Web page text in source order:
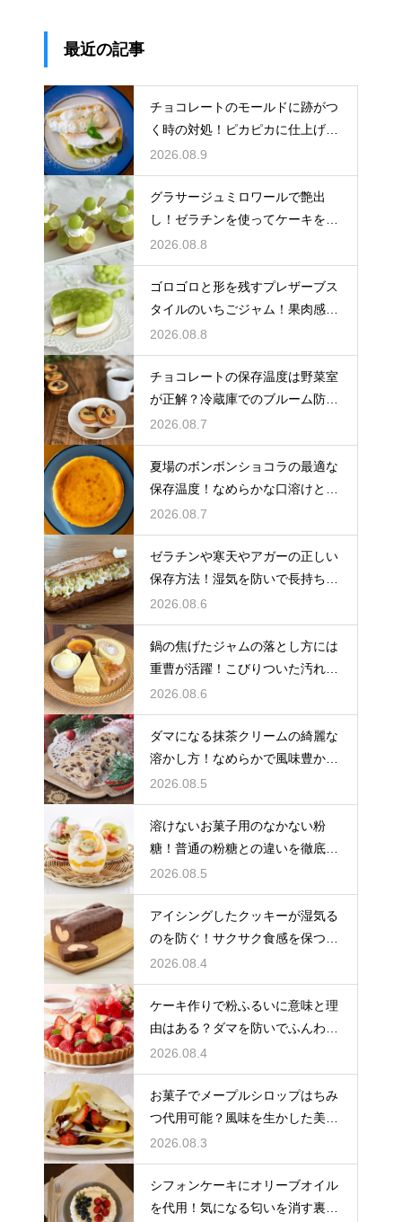
最近の記事
チョコレートのモールドに跡がつ
く時の対処！ピカピカに仕上げる
ための秘策
2026.08.9
グラサージュミロワールで艶出
し！ゼラチンを使ってケーキを美
しく飾る
2026.08.8
ゴロゴロと形を残すプレザーブス
タイルのいちごジャム！果肉感を
たっぷり楽しむ美味しいレシピ
2026.08.8
チョコレートの保存温度は野菜室
が正解？冷蔵庫でのブルーム防止
策
2026.08.7
夏場のボンボンショコラの最適な
保存温度！なめらかな口溶けと美
しいツヤを保つための管理方法
2026.08.7
ゼラチンや寒天やアガーの正しい
保存方法！湿気を防いで長持ちさ
せるコツ
2026.08.6
鍋の焦げたジャムの落とし方には
重曹が活躍！こびりついた汚れを
綺麗に落としてピカピカにする技
2026.08.6
ダマになる抹茶クリームの綺麗な
溶かし方！なめらかで風味豊かな
クリームを作る
2026.08.5
溶けないお菓子用のなかない粉
糖！普通の粉糖との違いを徹底解
説
2026.08.5
アイシングしたクッキーが湿気る
のを防ぐ！サクサク食感を保つ裏
技
2026.08.4
ケーキ作りで粉ふるいに意味と理
由はある？ダマを防いでふんわり
と軽い生地に焼き上げるための基
本
2026.08.4
お菓子でメープルシロップはちみ
つ代用可能？風味を生かした美味
しい技
2026.08.3
シフォンケーキにオリーブオイル
を代用！気になる匂いを消す裏ワ